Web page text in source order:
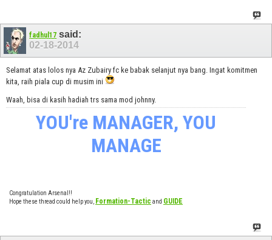
fadhul17 said:
02-18-2014
Selamat atas lolos nya Az Zubairy fc ke babak selanjut nya bang. Ingat komitmen
kita, raih piala cup di musim ini
Waah, bisa di kasih hadiah trs sama mod johnny.
YOU're MANAGER, YOU
MANAGE
Congratulation Arsenal!!
Hope these thread could help you, Formation-Tactic and GUIDE